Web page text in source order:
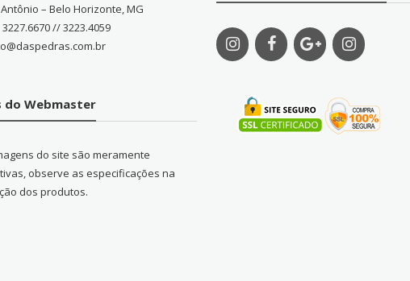
– Belo Horizonte, MG
3227.6670 // 3223.4059
do Webmaster
do site são meramente
observe as especificações na
dos produtos.